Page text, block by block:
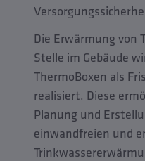
Die Erwärmung von
Stelle im Gebäude
ThermoBoxen als
realisiert. Diese
Planung und
einwandfreien und